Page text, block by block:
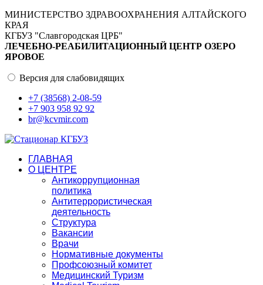
МИНИСТЕРСТВО ЗДРАВООХРАНЕНИЯ АЛТАЙСКОГО
КРАЯ
КГБУЗ "Славгородская ЦРБ"
ЛЕЧЕБНО-РЕАБИЛИТАЦИОННЫЙ ЦЕНТР ОЗЕРО
ЯРОВОЕ
Версия для слабовидящих
+7 (38568) 2-08-59
+7 903 958 92 92
br@kcvmir.com
ГЛАВНАЯ
О ЦЕНТРЕ
Антикоррупционная
политика
Антитеррористическая
деятельность
Структура
Вакансии
Врачи
Нормативные документы
Профсоюзный комитет
Медицинский Туризм